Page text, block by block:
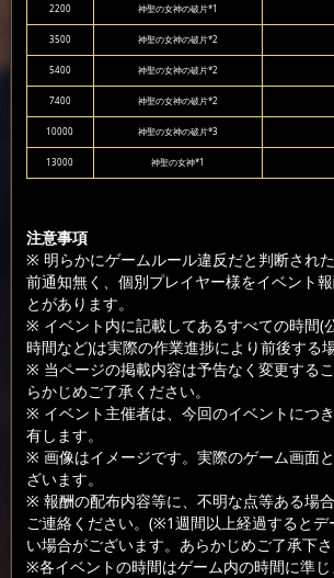
2200 神聖の女神の破片*1
3500 神聖の女神の破片*2
5400 神聖の女神の破片*2
7400 神聖の女神の破片*2
10000 神聖の女神の破片*3
13000 神聖の女神*1
注意事項
※ 明らかにゲームルール違反だと判断され
前通知無く、個別プレイヤー様をイベント
とがあります。
※ イベント内に記載してあるすべての時間(
時間など)は実際の作業進捗により前後する
※ 当ページの掲載内容は予告なく変更する
らかじめご了承ください。
※ イベント主催者は、今回のイベントにつ
有します。
※ 画像はイメージです。実際のゲーム画面
ざいます。
※ 報酬の配布内容等に、不明な点等ある場
ご連絡ください。(※1週間以上経過するとデ
い場合がございます。あらかじめご了承下
※各イベントの時間はゲーム内の時間に準じ